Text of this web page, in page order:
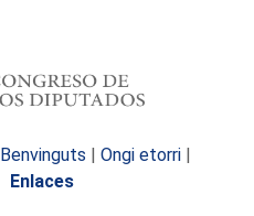
Benvinguts | Ongi etorri |
Enlaces